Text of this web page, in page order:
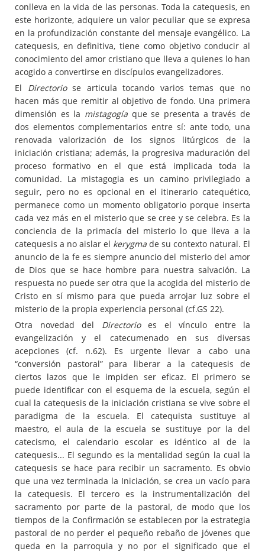
conlleva en la vida de las personas. Toda la catequesis, en
este horizonte, adquiere un valor peculiar que se expresa
en la profundización constante del mensaje evangélico. La
catequesis, en definitiva, tiene como objetivo conducir al
conocimiento del amor cristiano que lleva a quienes lo han
acogido a convertirse en discípulos evangelizadores.
El Directoriose articula tocando varios temas que no
hacen más que remitir al objetivo de fondo. Una primera
dimensión es la mistagogía que se presenta a través de
dos elementos complementarios entre sí: ante todo, una
renovada valorización de los signos litúrgicos de la
iniciación cristiana; además, la progresiva maduración del
proceso formativo en el que está implicada toda la
comunidad. La mistagogia es un camino privilegiado a
seguir, pero no es opcional en el itinerario catequético,
permanece como un momento obligatorio porque inserta
cada vez más en el misterio que se cree y se celebra. Es la
conciencia de la primacía del misterio lo que lleva a la
catequesis a no aislar el kerygma de su contexto natural. El
anuncio de la fe es siempre anuncio del misterio del amor
de Dios que se hace hombre para nuestra salvación. La
respuesta no puede ser otra que la acogida del misterio de
Cristo en sí mismo para que pueda arrojar luz sobre el
misterio de la propia experiencia personal (cf.GS 22).
Otra novedad del Directorioes el vínculo entre la
evangelización y el catecumenado en sus diversas
acepciones (cf. n.62). Es urgente llevar a cabo una
“conversión pastoral” para liberar a la catequesis de
ciertos lazos que le impiden ser eficaz. El primero se
puede identificar con el esquema de la escuela, según el
cual la catequesis de la iniciación cristiana se vive sobre el
paradigma de la escuela. El catequista sustituye al
maestro, el aula de la escuela se sustituye por la del
catecismo, el calendario escolar es idéntico al de la
catequesis... El segundo es la mentalidad según la cual la
catequesis se hace para recibir un sacramento. Es obvio
que una vez terminada la Iniciación, se crea un vacío para
la catequesis. El tercero es la instrumentalización del
sacramento por parte de la pastoral, de modo que los
tiempos de la Confirmación se establecen por la estrategia
pastoral de no perder el pequeño rebaño de jóvenes que
queda en la parroquia y no por el significado que el